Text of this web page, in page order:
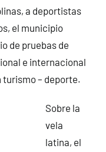
a deportistas
el municipio
de pruebas de
e internacional
turismo – deporte.
Sobre la
vela
latina, el